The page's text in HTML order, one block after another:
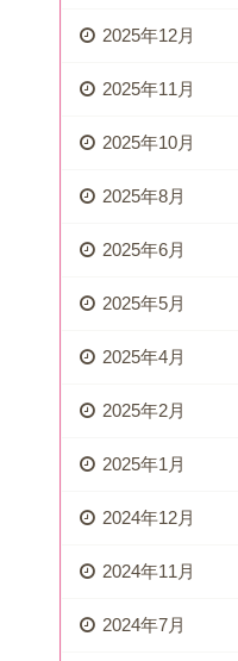
2025年12月
2025年11月
2025年10月
2025年8月
2025年6月
2025年5月
2025年4月
2025年2月
2025年1月
2024年12月
2024年11月
2024年7月